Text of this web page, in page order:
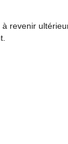
revenir